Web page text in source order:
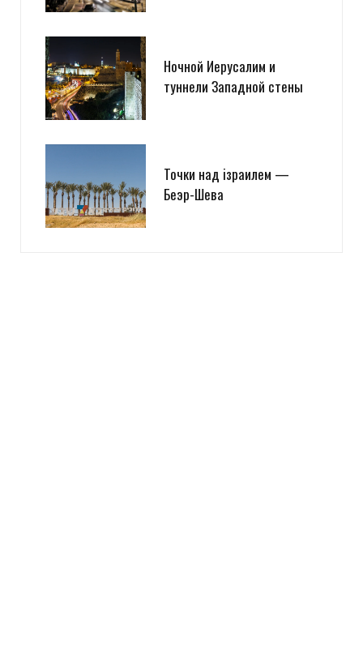
Ночной Иерусалим и
туннели Западной стены
Точки над iзраилем —
Беэр-Шева